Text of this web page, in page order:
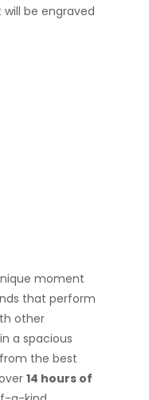
be engraved
moment
that perform
other
a spacious
the best
14 hours of